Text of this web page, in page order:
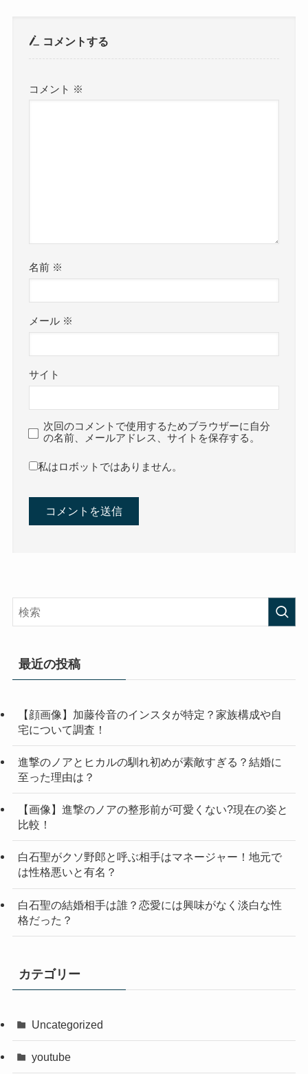
コメントする
コメント ※
名前 ※
メール ※
サイト
次回のコメントで使用するためブラウザーに自分
の名前、メールアドレス、サイトを保存する。
私はロボットではありません。
最近の投稿
【顔画像】加藤伶音のインスタが特定？家族構成や自
宅について調査！
進撃のノアとヒカルの馴れ初めが素敵すぎる？結婚に
至った理由は？
【画像】進撃のノアの整形前が可愛くない?現在の姿と
比較！
白石聖がクソ野郎と呼ぶ相手はマネージャー！地元で
は性格悪いと有名？
白石聖の結婚相手は誰？恋愛には興味がなく淡白な性
格だった？
カテゴリー
Uncategorized
youtube